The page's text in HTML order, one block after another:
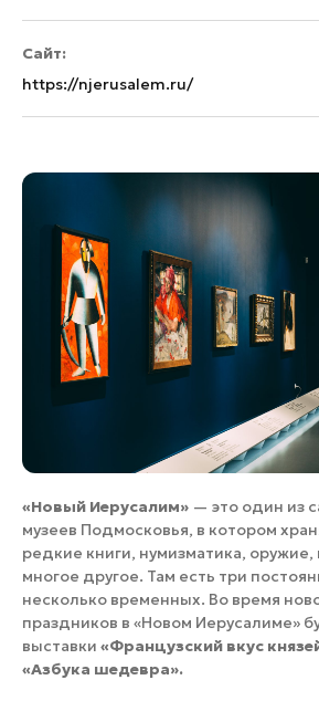
Сайт:
https://njerusalem.ru/
«Новый Иерусалим» — это один из
музеев Подмосковья, в котором
редкие книги, нумизматика,
многое другое. Там есть три
несколько временных. Во время
праздников в «Новом Иерусалиме»
выставки «Французский вкус
«Азбука шедевра».